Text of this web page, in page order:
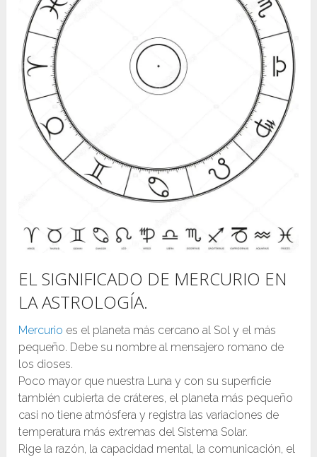
EL SIGNIFICADO DE MERCURIO EN
LA ASTROLOGÍA.
Mercurio es el planeta más cercano al Sol y el más
pequeño. Debe su nombre al mensajero romano de
los dioses.
Poco mayor que nuestra Luna y con su superficie
también cubierta de cráteres, el planeta más pequeño
casi no tiene atmósfera y registra las variaciones de
temperatura más extremas del Sistema Solar.
Rige la razón, la capacidad mental, la comunicación, el